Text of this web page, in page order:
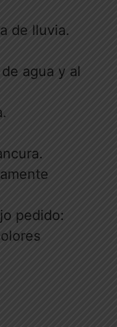
de lluvia.
agua y al
pedido: